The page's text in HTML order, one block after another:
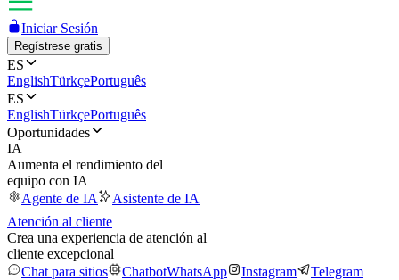
Iniciar Sesión
Regístrese gratis
ES
EnglishTürkçePortuguês
ES
EnglishTürkçePortuguês
Oportunidades
IA
Aumenta el rendimiento del
equipo con IA
Agente de IA
Asistente de IA
Atención al cliente
Crea una experiencia de atención al
cliente excepcional
Chat para sitios
ChatbotWhatsApp Instagram Telegram